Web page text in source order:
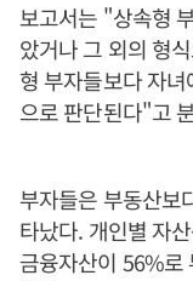
보고서는 "상속형
았거나 그 외의 형
형 부자들보다 자
으로 판단된다"고
부자들은 부동산보
타났다. 개인별 자
금융자산이 56%로